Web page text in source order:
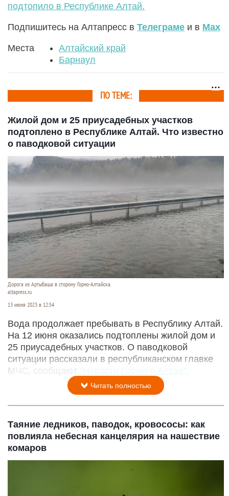
подтопило в Республике Алтай.
Подпишитесь на Алтапресс в Телеграме и в Max
Места
Алтайский край
Барнаул
ПО ТЕМЕ:
Жилой дом и 25 приусадебных участков
подтоплено в Республике Алтай. Что известно
о паводковой ситуации
Дорога из Артыбаша в сторону Горно-Алтайска.
altapress.ru
13 июня 2023 в 12:54
Вода продолжает пребывать в Республику Алтай.
На 12 июня оказались подтоплены жилой дом и
25 приусадебных участков. О паводковой
ситуации рассказали в республиканском главке
МЧС, сообщают "Новости Горного Алтая".
Читать полностью
Таяние ледников, паводок, кровососы: как
повлияла небесная канцелярия на нашествие
комаров